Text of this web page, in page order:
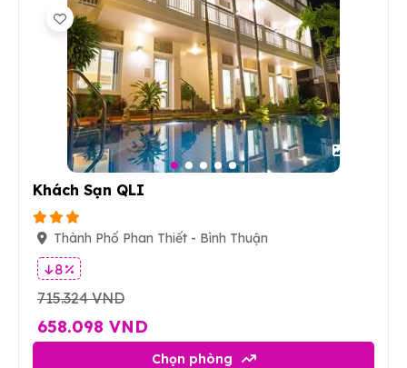
Khách Sạn QLI
Thành Phố Phan Thiết - Bình Thuận
8 %
715.324 VND
658.098 VND
Chọn phòng